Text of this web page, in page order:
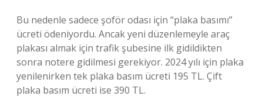
Bu nedenle sadece şoför odası için “plaka basımı”
ücreti ödeniyordu. Ancak yeni düzenlemeyle araç
plakası almak için trafik şubesine ilk gidildikten
sonra notere gidilmesi gerekiyor. 2024 yılı için plaka
yenilenirken tek plaka basım ücreti 195 TL. Çift
plaka basım ücreti ise 390 TL.